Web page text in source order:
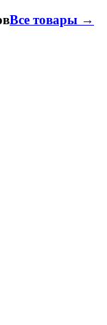
Все товары →